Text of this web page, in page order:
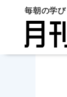
毎朝の学び